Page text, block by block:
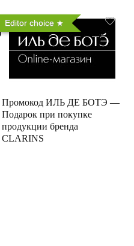
Editor choice
Промокод ИЛЬ ДЕ БОТЭ —
Подарок при покупке
продукции бренда
CLARINS